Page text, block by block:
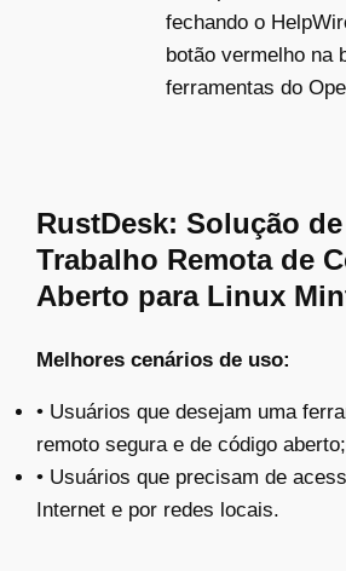
fechando o
botão vermelho na
ferramentas do
RustDesk: Solução
Trabalho Remota de
Aberto para Linux
Melhores cenários de uso:
• Usuários que desejam uma
remoto segura e de código aberto;
• Usuários que precisam de
Internet e por redes locais.